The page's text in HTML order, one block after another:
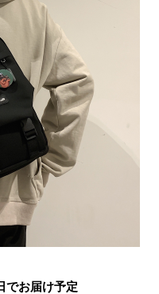
でお届け予定